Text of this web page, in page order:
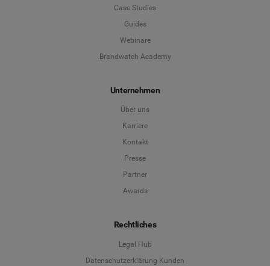
Case Studies
Guides
Webinare
Brandwatch Academy
Unternehmen
Über uns
Karriere
Kontakt
Presse
Partner
Awards
Rechtliches
Legal Hub
Datenschutzerklärung Kunden